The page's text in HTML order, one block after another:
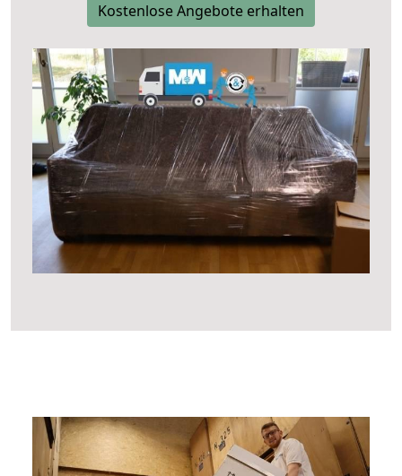
Kostenlose Angebote erhalten